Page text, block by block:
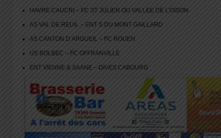
HAVRE CAUCRI – FC ST JULIEN OU VALLEE DE L’OISON
AS VAL DE REUIL – ENT S DU MONT GAILLARD
AS CANTON D’ARGUEIL – FC ROUEN
US BOLBEC – FC OFFRANVILLE
ENT VIENNE & SAANE – DIVES CABOURG